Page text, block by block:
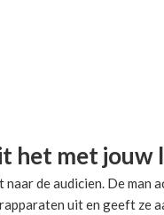
het met
naar de audicien. De
uit en geeft ze